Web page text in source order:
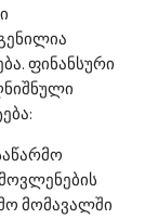
ფინანსური
მომავალში